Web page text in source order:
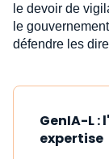
le devoir de
le
défendre les
GenIA-L :
expertise